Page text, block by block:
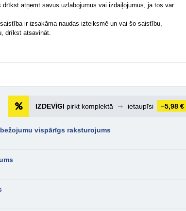
atņemt savus uzlabojumus vai izdaiļojumus, ja tos var
ir izsakāma naudas izteiksmē un vai šo saistību,
drīkst atsavināt.
IZDEVĪGI pirkt komplektā ➞ ietaupīsi −5,98 €
vispārīgs raksturojums